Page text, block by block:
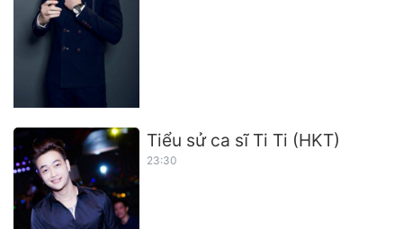
Tiểu sử ca sĩ Ti Ti (HKT)
23:30